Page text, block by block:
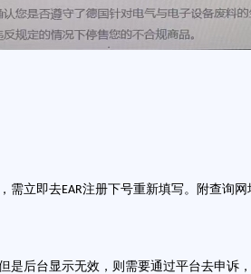
需立即去EAR注册下号重新填写。附查询网
是后台显示无效，则需要通过平台去申诉